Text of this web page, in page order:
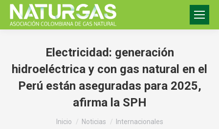
Electricidad: generación
hidroeléctrica y con gas natural en el
Perú están aseguradas para 2025,
afirma la SPH
Inicio Noticias
Internacionales